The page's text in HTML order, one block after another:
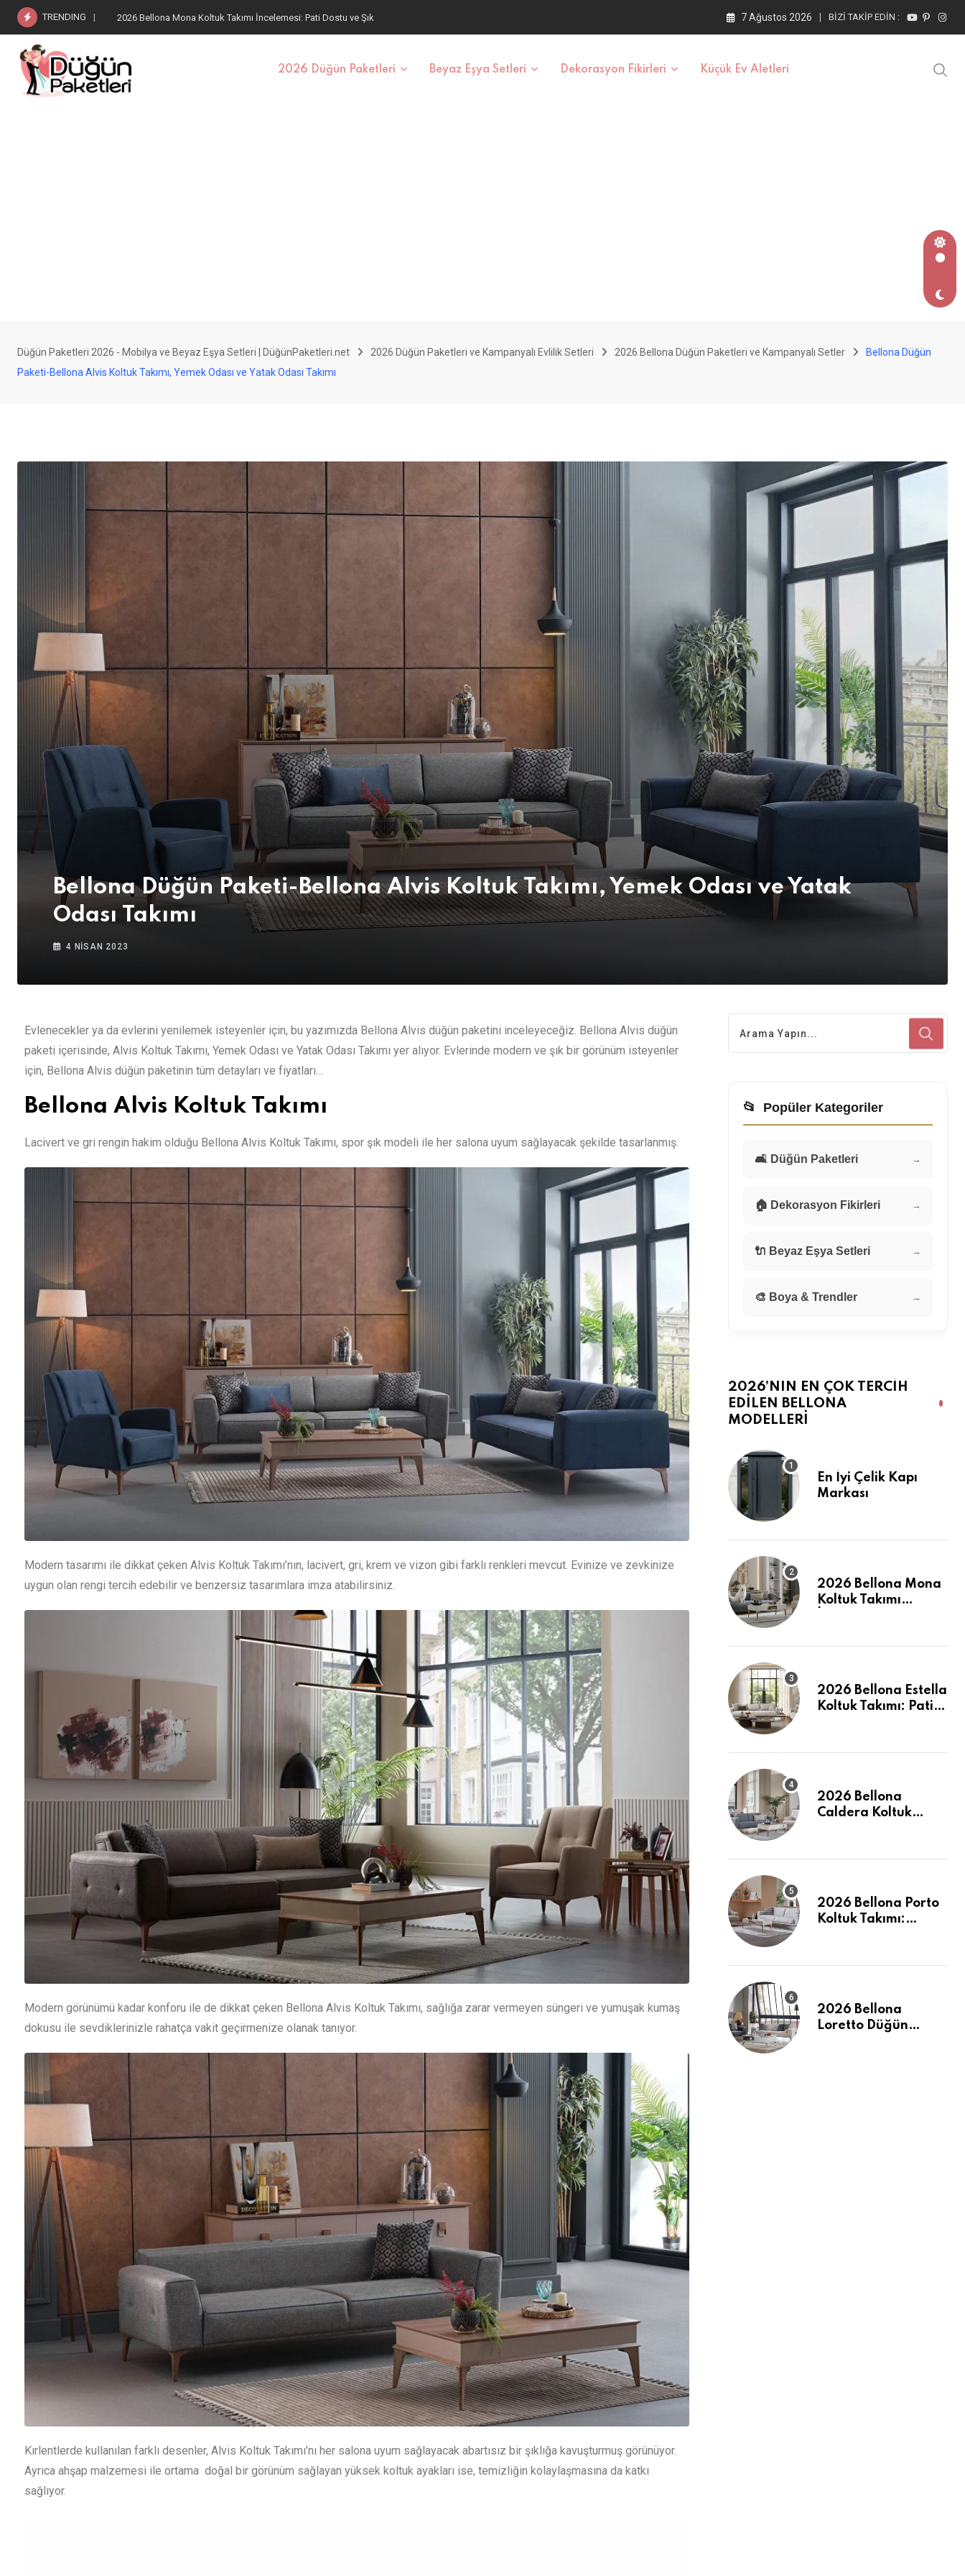
TRENDING 2026 Bellona Estella Koltuk Takımı: Pati Dostu Kumaş ve Fiyatlar 7 Ağustos 2026 BIZI TAKIP EDIN :
2026 Düğün Paketleri Beyaz Eşya Setleri Dekorasyon Fikirleri Küçük Ev Aletleri
Düğün Paketleri 2026 - Mobilya ve Beyaz Eşya Setleri | DüğünPaketleri.net 2026 Düğün Paketleri ve Kampanyalı Evlilik Setleri 2026 Bellona Düğün Paketleri ve Kampanyalı Setler
Bellona Düğün
Paketi-Bellona Alvis Koltuk Takımı, Yemek Odası ve Yatak Odası Takımı
Bellona Düğün Paketi-Bellona Alvis Koltuk Takımı, Yemek Odası ve Yatak
Odası Takımı
4 NISAN 2023
Evlenecekler ya da evlerini yenilemek isteyenler için, bu yazımızda Bellona Alvis düğün paketini inceleyeceğiz. Bellona Alvis düğün
paketi içerisinde, Alvis Koltuk Takımı, Yemek Odası ve Yatak Odası Takımı yer alıyor. Evlerinde modern ve şık bir görünüm isteyenler
için, Bellona Alvis düğün paketinin tüm detayları ve fiyatları…
Bellona Alvis Koltuk Takımı
Lacivert ve gri rengin hakim olduğu Bellona Alvis Koltuk Takımı, spor şık modeli ile her salona uyum sağlayacak şekilde tasarlanmış.
Modern tasarımı ile dikkat çeken Alvis Koltuk Takımı’nın, lacivert, gri, krem ve vizon gibi farklı renkleri mevcut. Evinize ve zevkinize
uygun olan rengi tercih edebilir ve benzersiz tasarımlara imza atabilirsiniz.
Modern görünümü kadar konforu ile de dikkat çeken Bellona Alvis Koltuk Takımı, sağlığa zarar vermeyen süngeri ve yumuşak kumaş
dokusu ile sevdiklerinizle rahatça vakit geçirmenize olanak tanıyor.
Kırlentlerde kullanılan farklı desenler, Alvis Koltuk Takımı’nı her salona uyum sağlayacak abartısız bir şıklığa kavuşturmuş görünüyor.
Ayrıca ahşap malzemesi ile ortama doğal bir görünüm sağlayan yüksek koltuk ayakları ise, temizliğin kolaylaşmasına da katkı
sağlıyor.
📂 Popüler Kategoriler
🛋️ Düğün Paketleri →
🏠 Dekorasyon Fikirleri →
🔌 Beyaz Eşya Setleri →
🎨 Boya & Trendler →
2026’NIN EN ÇOK TERCIH
EDILEN BELLONA
MODELLERI
En İyi Çelik Kapı
Markası
2026 Bellona Mona
Koltuk Takımı
2026 Bellona Estella
Koltuk Takımı: Pati
2026 Bellona
Caldera Koltuk
Tanımı
2026 Bellona Porto
Koltuk Takımı:
2026 Bellona
Loretto Düğün